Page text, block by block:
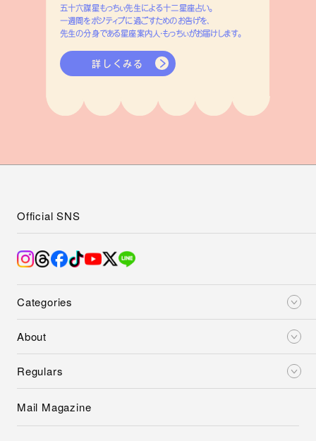
五十六謀星もっちぃ先生による十二星座占い。
一週間をポジティブに過ごすためのお告げを、
先生の分身である星座案内人・もっちぃがお届けします。
詳しくみる
Categories
About
Regulars
Official SNS
Mail Magazine